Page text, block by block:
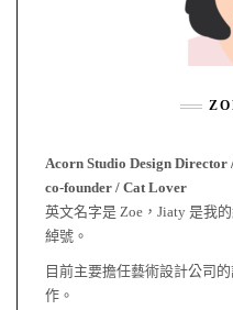
Acorn Studio Design
co-founder / Cat Lover
英文名字是 Zoe，Jiaty 是我
綽號。
目前主要擔任藝術設計公司
作。